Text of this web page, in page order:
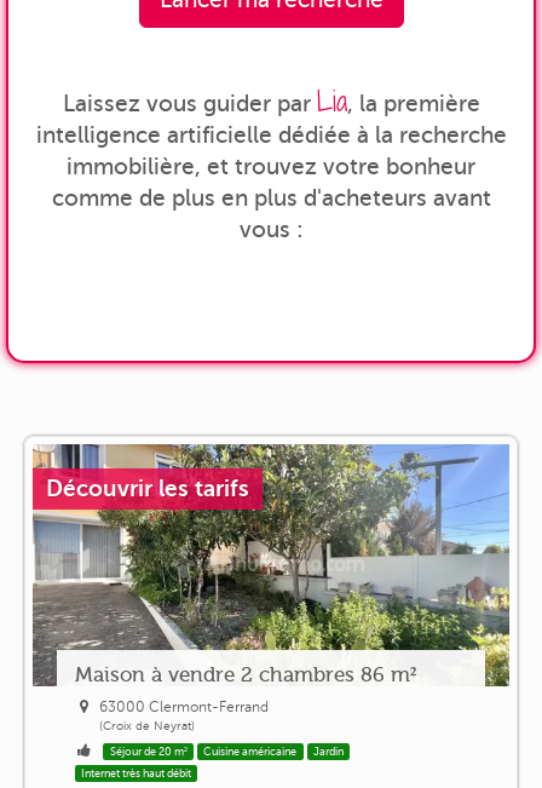
Laissez vous guider par Lia, la première
intelligence artificielle dédiée à la recherche
immobilière, et trouvez votre bonheur
comme de plus en plus d'acheteurs avant
vous :
Découvrir les tarifs
Maison à vendre 2 chambres 86 m²
63000 Clermont-Ferrand
(Croix de Neyrat)
Séjour de 20 m² Cuisine américaine
Jardin
Internet très haut débit